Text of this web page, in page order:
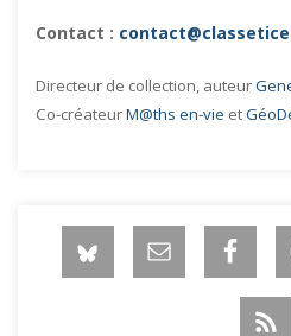
Contact :
Directeur de collection, auteur
Co-créateurM@ths en-vie et